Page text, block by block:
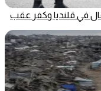
في قلنديا وكفر عقب